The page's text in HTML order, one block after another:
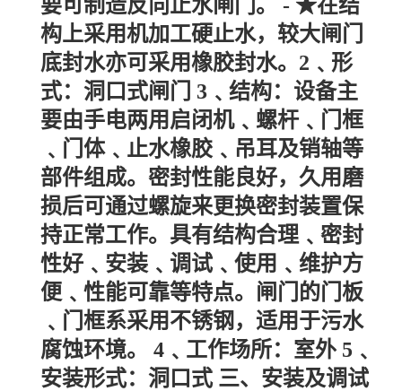
要可制造反向止水闸门。 - ★在结
构上采用机加工硬止水，较大闸门
底封水亦可采用橡胶封水。2﹑形
式：洞口式闸门 3﹑结构：设备主
要由手电两用启闭机﹑螺杆﹑门框
﹑门体﹑止水橡胶﹑吊耳及销轴等
部件组成。密封性能良好，久用磨
损后可通过螺旋来更换密封装置保
持正常工作。具有结构合理﹑密封
性好﹑安装﹑调试﹑使用﹑维护方
便﹑性能可靠等特点。闸门的门板
﹑门框系采用不锈钢，适用于污水
腐蚀环境。 4﹑工作场所：室外 5﹑
安装形式：洞口式 三、安装及调试